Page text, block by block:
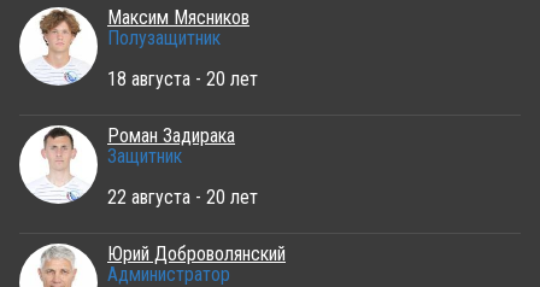
Максим Мясников
Полузащитник
18 августа - 20 лет
Роман Задирака
Защитник
22 августа - 20 лет
Юрий Доброволянский
Администратор